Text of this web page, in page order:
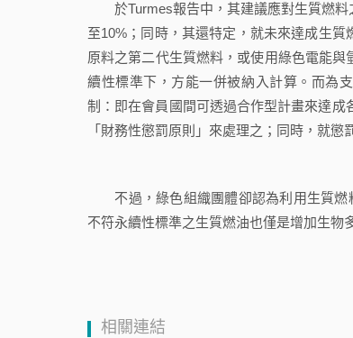
於Turmes報告中，其建議應對生質燃料
至10%；同時，其還特定，就未來達成生
原料之第二代生質燃料，或使用綠色電能
續性標準下，方能一併被納入計算。而為
制：即在會員國間可透過合作型計畫來達
「財務性懲罰原則」來處理之；同時，就
不過，綠色組織團體卻認為利用生質燃
不符永續性標準之生質燃油也僅是增加生物
相關連結